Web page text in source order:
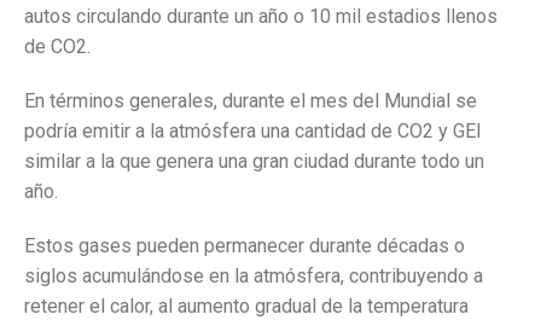
autos circulando durante un año o 10 mil estadios llenos
de CO2.
En términos generales, durante el mes del Mundial se
podría emitir a la atmósfera una cantidad de CO2 y GEI
similar a la que genera una gran ciudad durante todo un
año.
Estos gases pueden permanecer durante décadas o
siglos acumulándose en la atmósfera, contribuyendo a
retener el calor, al aumento gradual de la temperatura